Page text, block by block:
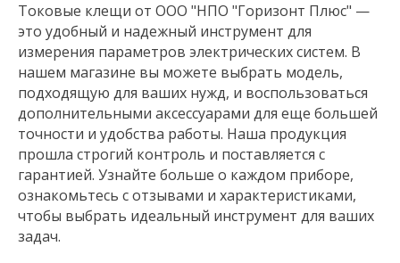
Токовые клещи от ООО "НПО "Горизонт Плюс" —
это удобный и надежный инструмент для
измерения параметров электрических систем. В
нашем магазине вы можете выбрать модель,
подходящую для ваших нужд, и воспользоваться
дополнительными аксессуарами для еще большей
точности и удобства работы. Наша продукция
прошла строгий контроль и поставляется с
гарантией. Узнайте больше о каждом приборе,
ознакомьтесь с отзывами и характеристиками,
чтобы выбрать идеальный инструмент для ваших
задач.